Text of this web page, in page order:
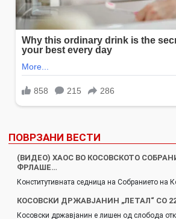
ПОВРЗАНИ ВЕСТИ
(ВИДЕО) ХАОС ВО КОСОВСКОТО
ФРЛАШЕ…
Конститутивната седница на Собранието на
КОСОВСКИ ДРЖАВЈАНИН „ЛЕТАЛ“ СО
Косовски државјанин е лишен од слобода